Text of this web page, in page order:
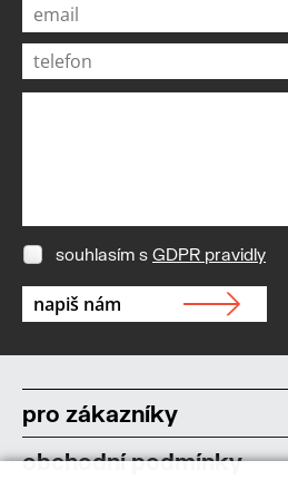
souhlasím s GDPR pravidly
pro zákazníky
obchodní podmínky